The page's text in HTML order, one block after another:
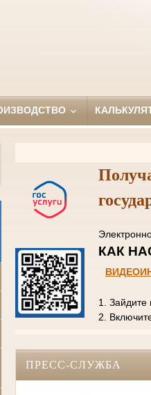
КАК
1. Зайдите
2.
ПРЕСС-СЛУЖБА